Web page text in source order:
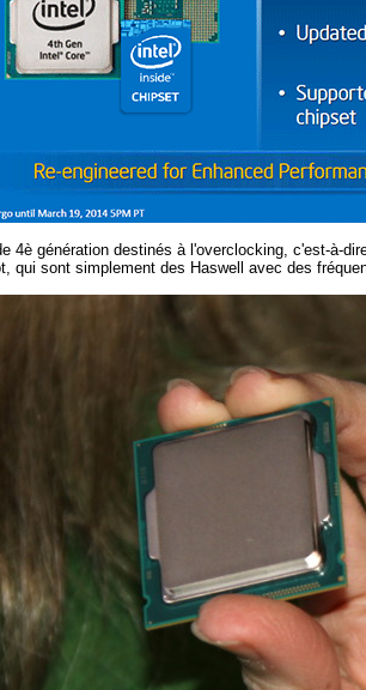
4è génération destinés à l'overclocking, c'est-à-
qui sont simplement des Haswell avec des